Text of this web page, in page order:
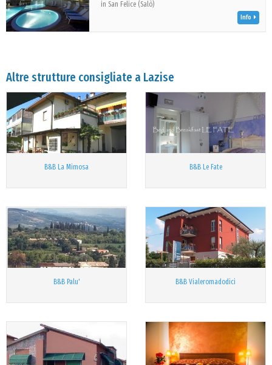
in San Felice (Salò)
Info
Altre strutture consigliate a Lazise
B&B La Mimosa B&B Le Fate
B&B Palu' B&B Vialeromadodici